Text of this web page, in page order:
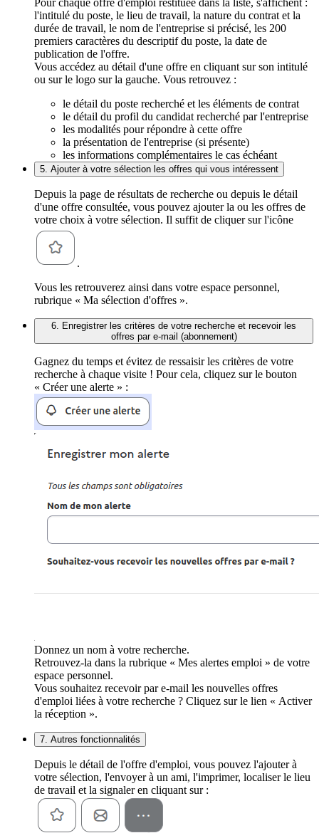
l'intitulé du poste, le lieu de travail, la nature du contrat et la
durée de travail, le nom de l'entreprise si précisé, les 200
premiers caractères du descriptif du poste, la date de
publication de l'offre.
Vous accédez au détail d'une offre en cliquant sur son intitulé
ou sur le logo sur la gauche. Vous retrouvez :
le détail du poste recherché et les éléments de contrat
le détail du profil du candidat recherché par l'entreprise
les modalités pour répondre à cette offre
la présentation de l'entreprise (si présente)
les informations complémentaires le cas échéant
5. Ajouter à votre sélection les offres qui vous intéressent
Depuis la page de résultats de recherche ou depuis le détail
d'une offre consultée, vous pouvez ajouter la ou les offres de
votre choix à votre sélection. Il suffit de cliquer sur l'icône
.
Vous les retrouverez ainsi dans votre espace personnel,
rubrique « Ma sélection d'offres ».
6. Enregistrer les critères de votre recherche et recevoir les
offres par e-mail (abonnement)
Gagnez du temps et évitez de ressaisir les critères de votre
recherche à chaque visite ! Pour cela, cliquez sur le bouton
« Créer une alerte » :
Donnez un nom à votre recherche.
Retrouvez-la dans la rubrique « Mes alertes emploi » de votre
espace personnel.
Vous souhaitez recevoir par e-mail les nouvelles offres
d'emploi liées à votre recherche ? Cliquez sur le lien « Activer
la réception ».
7. Autres fonctionnalités
Depuis le détail de l'offre d'emploi, vous pouvez l'ajouter à
votre sélection, l'envoyer à un ami, l'imprimer, localiser le lieu
de travail et la signaler en cliquant sur :